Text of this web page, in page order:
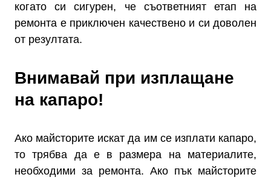
когато си сигурен, че съответният етап на
ремонта е приключен качествено и си доволен
от резултата.
Внимавай при изплащане
на капаро!
Ако майсторите искат да им се изплати капаро,
то трябва да е в размера на материалите,
необходими за ремонта. Ако пък майсторите